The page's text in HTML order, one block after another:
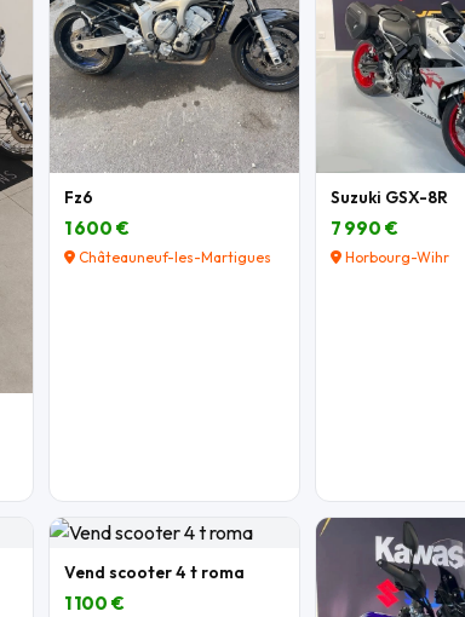
Fz6
1 600 €
Châteauneuf-les-Martigues
Suzuki GSX-8R
7 990 €
Horbourg-Wihr
Vend scooter 4 t roma
1 100 €